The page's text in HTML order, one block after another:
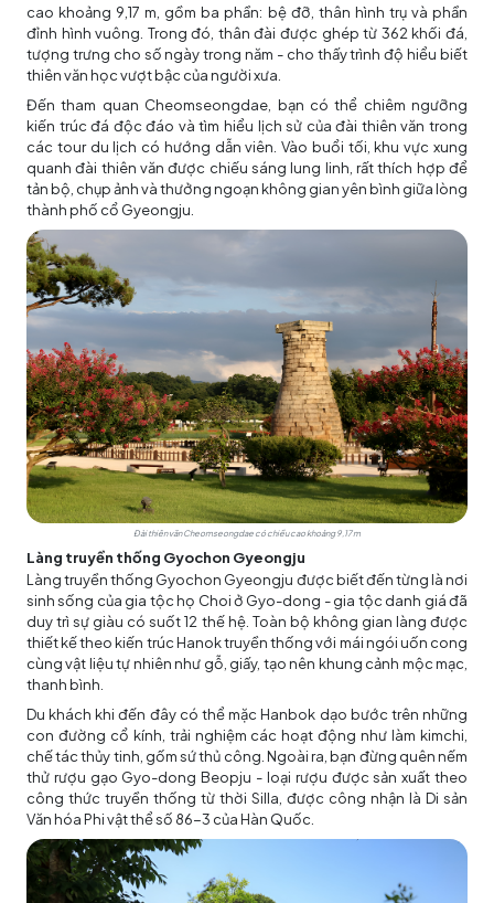
cao khoảng 9,17 m, gồm ba phần: bệ đỡ, thân hình trụ và phần
đỉnh hình vuông. Trong đó, thân đài được ghép từ 362 khối đá,
tượng trưng cho số ngày trong năm - cho thấy trình độ hiểu biết
thiên văn học vượt bậc của người xưa.
Đến tham quan Cheomseongdae, bạn có thể chiêm ngưỡng
kiến trúc đá độc đáo và tìm hiểu lịch sử của đài thiên văn trong
các tour du lịch có hướng dẫn viên. Vào buổi tối, khu vực xung
quanh đài thiên văn được chiếu sáng lung linh, rất thích hợp để
tản bộ, chụp ảnh và thưởng ngoạn không gian yên bình giữa lòng
thành phố cổ Gyeongju.
Đài thiên văn Cheomseongdae có chiều cao khoảng 9,17 m
Làng truyền thống Gyochon Gyeongju
Làng truyền thống Gyochon Gyeongju được biết đến từng là nơi
sinh sống của gia tộc họ Choi ở Gyo-dong - gia tộc danh giá đã
duy trì sự giàu có suốt 12 thế hệ. Toàn bộ không gian làng được
thiết kế theo kiến trúc Hanok truyền thống với mái ngói uốn cong
cùng vật liệu tự nhiên như gỗ, giấy, tạo nên khung cảnh mộc mạc,
thanh bình.
Du khách khi đến đây có thể mặc Hanbok dạo bước trên những
con đường cổ kính, trải nghiệm các hoạt động như làm kimchi,
chế tác thủy tinh, gốm sứ thủ công. Ngoài ra, bạn đừng quên nếm
thử rượu gạo Gyo-dong Beopju - loại rượu được sản xuất theo
công thức truyền thống từ thời Silla, được công nhận là Di sản
Văn hóa Phi vật thể số 86-3 của Hàn Quốc.